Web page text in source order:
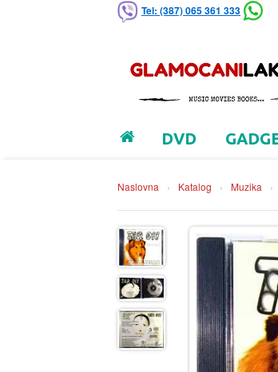
Tel: (387) 065 361 333
DVD
Naslovna › Katalog › Muzika ›